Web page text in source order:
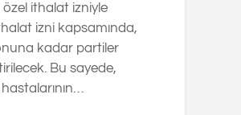
ithalat izniyle
izni kapsamında,
kadar partiler
Bu sayede,